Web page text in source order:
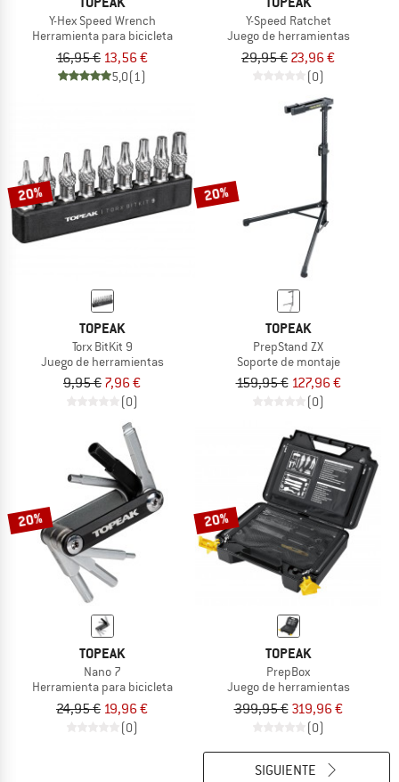
Y-Hex Speed Wrench
Herramienta para bicicleta
16,95 € 13,56 €
5,0(1)
Y-Speed Ratchet
Juego de herramientas
29,95 € 23,96 €
(0)
20%
TOPEAK
Torx BitKit 9
Juego de herramientas
9,95 € 7,96 €
(0)
20%
TOPEAK
PrepStand ZX
Soporte de montaje
159,95 € 127,96 €
(0)
20%
TOPEAK
Nano 7
Herramienta para bicicleta
24,95 € 19,96 €
(0)
20%
TOPEAK
PrepBox
Juego de herramientas
399,95 € 319,96 €
(0)
SIGUIENTE